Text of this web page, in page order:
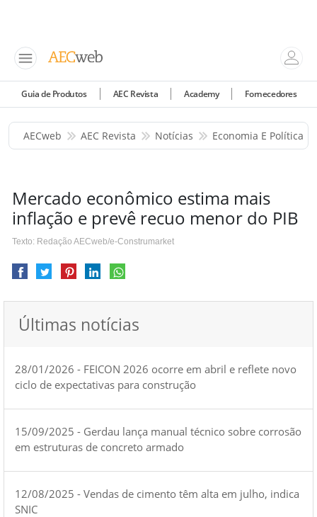
Guia de Produtos AEC Revista Academy Fornecedores
AECweb AEC Revista Notícias Economia E Política
Mercado econômico estima mais
inflação e prevê recuo menor do PIB
Texto: Redação AECweb/e-Construmarket
Últimas notícias
28/01/2026 - FEICON 2026 ocorre em abril e reflete novo
ciclo de expectativas para construção
15/09/2025 - Gerdau lança manual técnico sobre corrosão
em estruturas de concreto armado
12/08/2025 - Vendas de cimento têm alta em julho, indica
SNIC